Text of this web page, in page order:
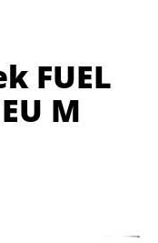
FUEL
M